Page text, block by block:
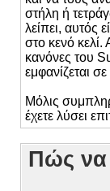
στήλη ή
λείπει, αυτός
στο κενό
κανόνες του
εμφανίζεται
Μόλις
έχετε λύσει
Πώς να